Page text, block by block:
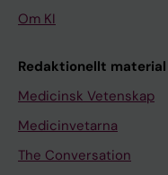
Om KI
Redaktionellt material
Medicinsk Vetenskap
Medicinvetarna
The Conversation